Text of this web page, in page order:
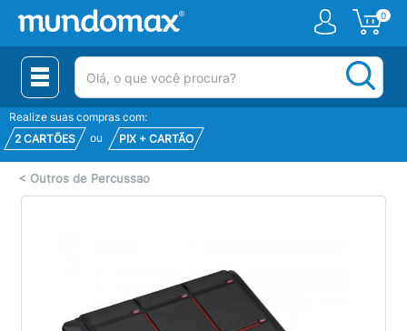
0
(pesquisar)
Realize suas compras com:
2 CARTÕES
ou PIX + CARTÃO
< Outros de Percussao